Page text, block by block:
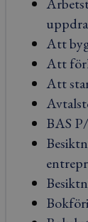
Att
Att
Att
BAS